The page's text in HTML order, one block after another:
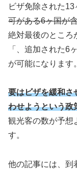
ビザ免除された13
可がある6ヶ国が
絶対最後のところ
「、追加された6
が可能になります
要はビザを緩和さ
わせようという政
観光客の数が予想
す。
他の記事には、到